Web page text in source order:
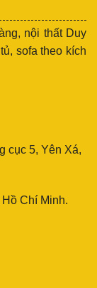
nội thất Duy
sofa theo kích
cục 5, Yên Xá,
Chí Minh.